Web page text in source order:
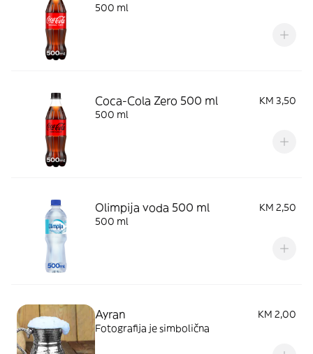
500 ml
Coca-Cola Zero 500 ml
KM 3,50
500 ml
Olimpija voda 500 ml
KM 2,50
500 ml
Ayran
KM 2,00
Fotografija je simbolična